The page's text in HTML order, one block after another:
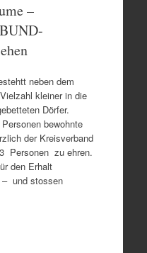
–
neben dem
kleiner in die
Dörfer.
bewohnte
der Kreisverband
Personen zu ehren.
den Erhalt
– und stossen